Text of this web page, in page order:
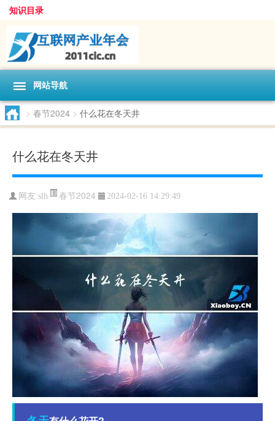
知识目录
网站导航
> 春节2024 > 什么花在冬天井
什么花在冬天井
网友:slh 春节2024 2024-02-16 14:29:49